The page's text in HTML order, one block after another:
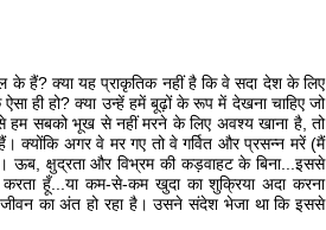
के हैं? क्या यह प्राकृतिक नहीं है कि वे सदा देश के लिए
ही हो? क्या उन्हें हमें बूढ़ों के रूप में देखना चाहिए जो
सबको भूख से नहीं मरने के लिए अवश्य खाना है, तो
अगर वे मर गए तो वे गर्वित और प्रसन्न मरें (मैं
क्षुद्रता और विभ्रम की कड़वाहट के बिना...इससे
हूँ...या कम-से-कम खुदा का शुक्रिया अदा करना
का अंत हो रहा है। उसने संदेश भेजा था कि इससे